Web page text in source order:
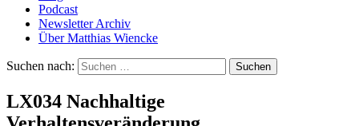
Podcast
Newsletter Archiv
Über Matthias Wiencke
Suchen nach:
LX034 Nachhaltige